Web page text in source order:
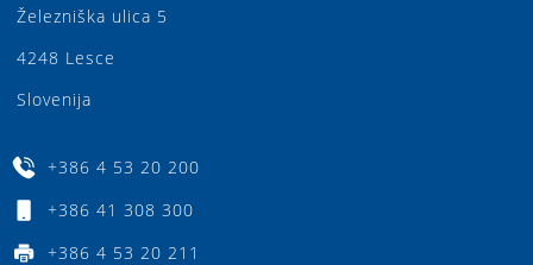
Železniška ulica 5
4248 Lesce
Slovenija
+386 4 53 20 200
+386 41 308 300
+386 4 53 20 211